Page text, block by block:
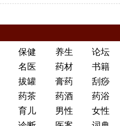
保健 养生
论坛
名医 药材
书籍
拔罐 膏药
刮痧
药茶 药酒
药浴
育儿 男性
女性